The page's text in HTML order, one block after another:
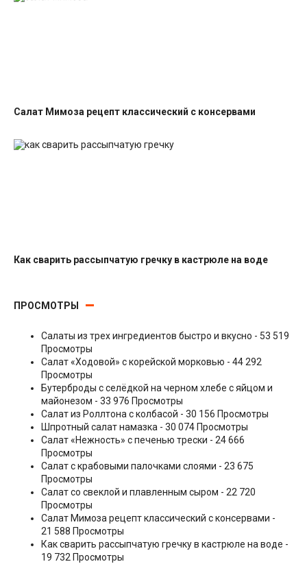
Салат Мимоза рецепт классический с консервами
Как сварить рассыпчатую гречку в кастрюле на воде
ПРОСМОТРЫ
Салаты из трех ингредиентов быстро и вкусно - 53 519
Просмотры
Салат «Ходовой» с корейской морковью - 44 292
Просмотры
Бутерброды с селёдкой на черном хлебе с яйцом и
майонезом - 33 976 Просмотры
Салат из Роллтона с колбасой - 30 156 Просмотры
Шпротный салат намазка - 30 074 Просмотры
Салат «Нежность» с печенью трески - 24 666
Просмотры
Салат с крабовыми палочками слоями - 23 675
Просмотры
Салат со свеклой и плавленным сыром - 22 720
Просмотры
Салат Мимоза рецепт классический с консервами -
21 588 Просмотры
Как сварить рассыпчатую гречку в кастрюле на воде -
19 732 Просмотры